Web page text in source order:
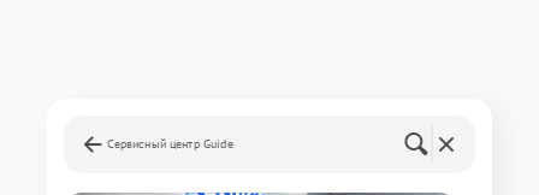
Сервисный центр Guide